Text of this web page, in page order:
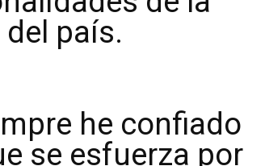
país.
he confiado
se esfuerza por